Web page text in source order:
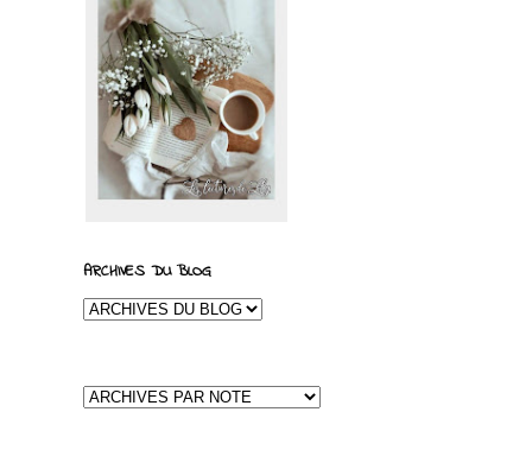
ARCHIVES DU BLOG